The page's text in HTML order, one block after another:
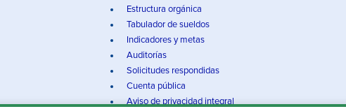
Estructura orgánica
Tabulador de sueldos
Indicadores y metas
Auditorías
Solicitudes respondidas
Cuenta pública
Aviso de privacidad integral